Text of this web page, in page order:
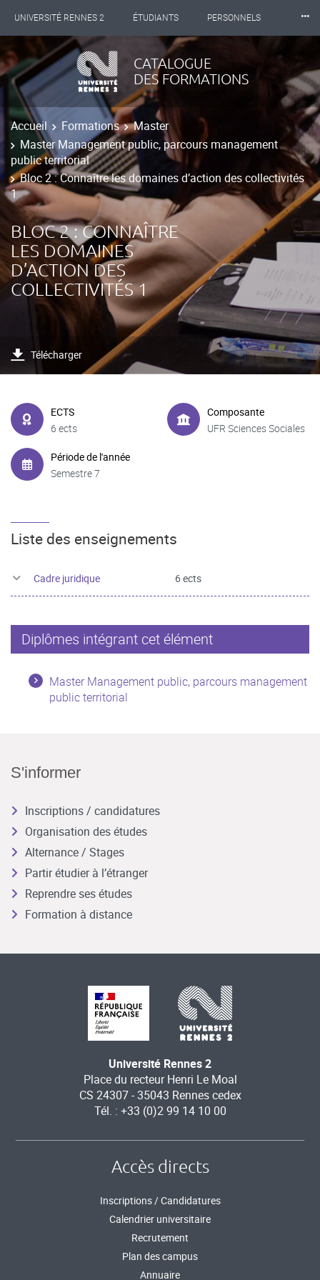
UNIVERSITÉ RENNES 2 ÉTUDIANTS PERSONNELS
INTERNATIONAL PROFESSIONNELS
LES NOUVELLES DE RENNES 2
⸱⸱⸱
CATALOGUE
DES FORMATIONS
Accueil Formations
Master
Master Management public, parcours management
public territorial
Bloc 2 : Connaître les domaines d’action des collectivités
1
BLOC 2 : CONNAÎTRE
LES DOMAINES
D’ACTION DES
COLLECTIVITÉS 1
Télécharger
ECTS
6 ects
Composante
UFR Sciences Sociales
Période de l'année
Semestre 7
Liste des enseignements
Cadre juridique 6 ects
Diplômes intégrant cet élément
Master Management public, parcours management
public territorial
S'informer
Inscriptions / candidatures
Organisation des études
Alternance / Stages
Partir étudier à l’étranger
Reprendre ses études
Formation à distance
Université Rennes 2
Place du recteur Henri Le Moal
CS 24307 - 35043 Rennes cedex
Tél. : +33 (0)2 99 14 10 00
Accès directs
Inscriptions / Candidatures
Calendrier universitaire
Recrutement
Plan des campus
Annuaire